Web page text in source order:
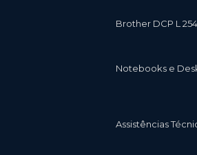
Brother DCP L
Notebooks e
Assistências